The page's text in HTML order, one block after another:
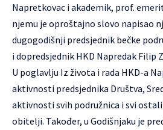
Napretkovac i akademik, prof.
njemu je oproštajno slovo napisao
dugogodišnji predsjednik bečke
i dopredsjednik HKD Napredak Filip
U poglavlju Iz života i rada HKD-a
aktivnosti predsjednika Društva,
aktivnosti svih podružnica i svi
obitelji. Također, u Godišnjaku je